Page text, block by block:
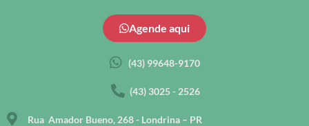
Agende aqui
(43) 99648-9170
(43) 3025 - 2526
Rua Amador Bueno, 268 - Londrina – PR